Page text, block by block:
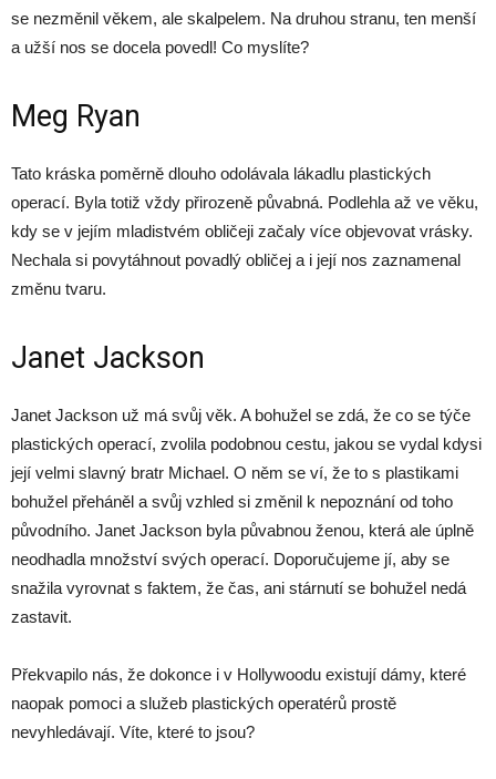
se nezměnil věkem, ale skalpelem. Na druhou stranu, ten menší
a užší nos se docela povedl! Co myslíte?
Meg Ryan
Tato kráska poměrně dlouho odolávala lákadlu plastických
operací. Byla totiž vždy přirozeně půvabná. Podlehla až ve věku,
kdy se v jejím mladistvém obličeji začaly více objevovat vrásky.
Nechala si povytáhnout povadlý obličej a i její nos zaznamenal
změnu tvaru.
Janet Jackson
Janet Jackson už má svůj věk. A bohužel se zdá, že co se týče
plastických operací, zvolila podobnou cestu, jakou se vydal kdysi
její velmi slavný bratr Michael. O něm se ví, že to s plastikami
bohužel přeháněl a svůj vzhled si změnil k nepoznání od toho
původního. Janet Jackson byla půvabnou ženou, která ale úplně
neodhadla množství svých operací. Doporučujeme jí, aby se
snažila vyrovnat s faktem, že čas, ani stárnutí se bohužel nedá
zastavit.
Překvapilo nás, že dokonce i v Hollywoodu existují dámy, které
naopak pomoci a služeb plastických operatérů prostě
nevyhledávají. Víte, které to jsou?